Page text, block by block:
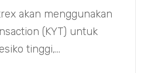
akan menggunakan
(KYT) untuk
tinggi,...